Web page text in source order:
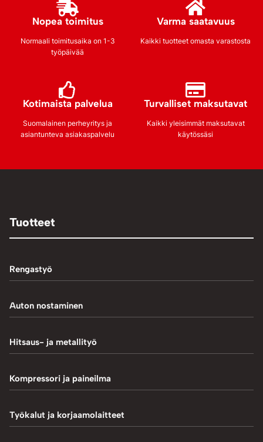
Nopea toimitus
Normaali toimitusaika on 1-3
työpäivää
Varma saatavuus
Kaikki tuotteet omasta varastosta
Kotimaista palvelua
Suomalainen perheyritys ja
asiantunteva asiakaspalvelu
Turvalliset maksutavat
Kaikki yleisimmät maksutavat
käytössäsi
Tuotteet
Rengastyö
Palteennostin
Rengastarvikkeet/työkalut
Rengasventtiilit
Auton nostaminen
1-Pilarinostimet
4-Pilarinostimet
Saksinostimet ja Matalanostimet
Hitsaus- ja metallityö
Hitsaustarvikkeet
Metallityö
Kompressori ja paineilma
Hiekkapuhallus
Työkalut ja korjaamolaitteet